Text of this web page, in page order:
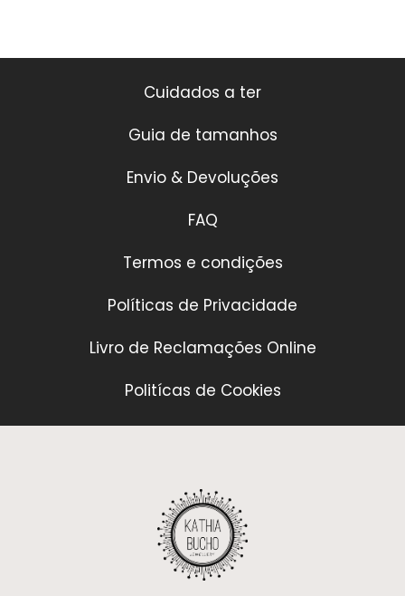
Cuidados a ter
Guia de tamanhos
Envio & Devoluções
FAQ
Termos e condições
Políticas de Privacidade
Livro de Reclamações Online
Politícas de Cookies